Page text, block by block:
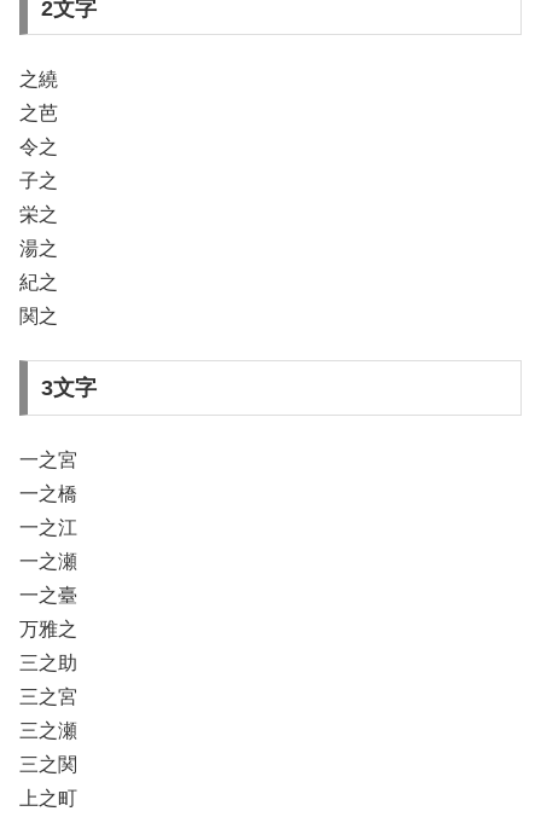
2文字
之繞
之芭
令之
子之
栄之
湯之
紀之
関之
3文字
一之宮
一之橋
一之江
一之瀬
一之臺
万雅之
三之助
三之宮
三之瀬
三之関
上之町